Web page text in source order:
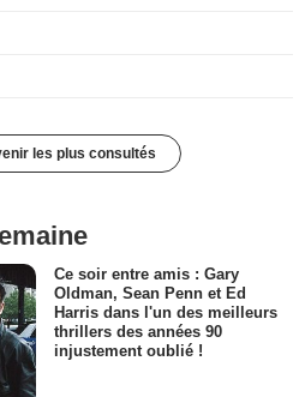
les plus consultés
Ce soir entre amis : Gary
Oldman, Sean Penn et Ed
Harris dans l'un des meilleurs
thrillers des années 90
injustement oublié !